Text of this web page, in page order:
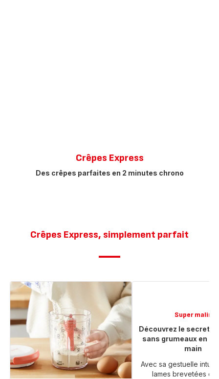
Crêpes Express
Des crêpes parfaites en 2 minutes chrono
Crêpes Express, simplement parfait​
Super malin
Découvrez le secret
sans grumeaux en
main
Avec sa gestuelle
lames brevetées en